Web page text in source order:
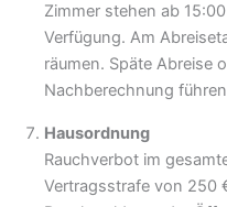
Zimmer stehen ab
Verfügung. Am
räumen. Späte Abreise
Nachberechnung
Hausordnung
Rauchverbot im
Vertragsstrafe von 250